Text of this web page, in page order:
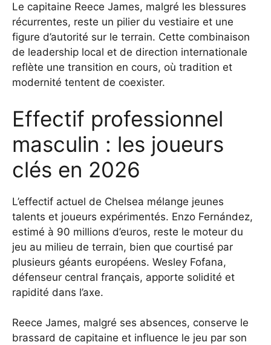
Le capitaine Reece James, malgré les blessures
récurrentes, reste un pilier du vestiaire et une
figure d’autorité sur le terrain. Cette combinaison
de leadership local et de direction internationale
reflète une transition en cours, où tradition et
modernité tentent de coexister.
Effectif professionnel
masculin : les joueurs
clés en 2026
L’effectif actuel de Chelsea mélange jeunes
talents et joueurs expérimentés. Enzo Fernández,
estimé à 90 millions d’euros, reste le moteur du
jeu au milieu de terrain, bien que courtisé par
plusieurs géants européens. Wesley Fofana,
défenseur central français, apporte solidité et
rapidité dans l’axe.
Reece James, malgré ses absences, conserve le
brassard de capitaine et influence le jeu par son